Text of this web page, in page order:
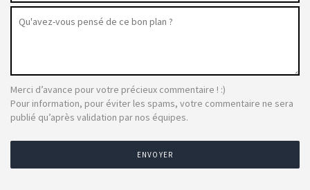
Merci d’avance pour votre précieux commentaire ! :)
Pour information, pour éviter les spams, votre commentaire ne sera
publié qu’après validation par nos équipes.
ENVOYER